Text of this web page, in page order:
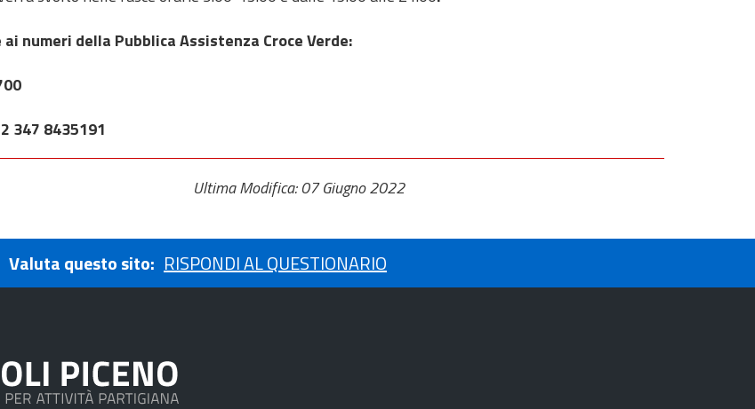
numeri della Pubblica Assistenza Croce Verde:
347 8435191
Ultima Modifica: 07 Giugno 2022
Valuta questo sito: RISPONDI AL QUESTIONARIO